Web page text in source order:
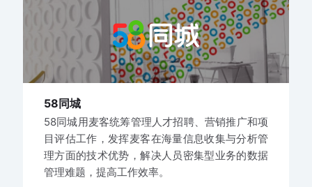
58同城
58同城用麦客统筹管理人才招聘、营销推广和项
目评估工作，发挥麦客在海量信息收集与分析管
理方面的技术优势，解决人员密集型业务的数据
管理难题，提高工作效率。